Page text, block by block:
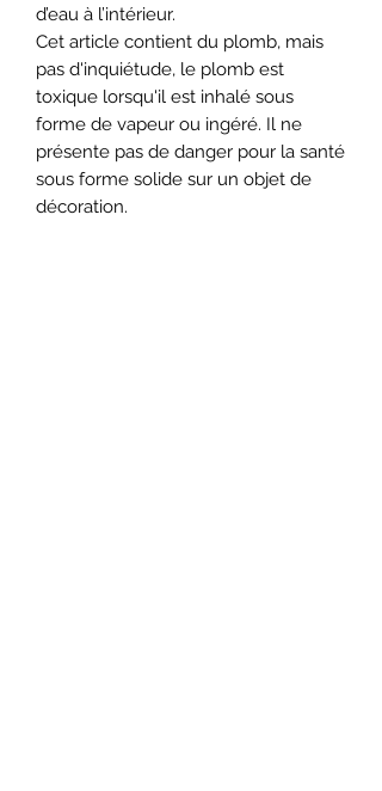
d’eau à l’intérieur.
Cet article contient du plomb, mais
pas d'inquiétude, le plomb est
toxique lorsqu'il est inhalé sous
forme de vapeur ou ingéré. Il ne
présente pas de danger pour la santé
sous forme solide sur un objet de
décoration.